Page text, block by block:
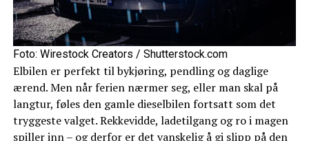
Foto: Wirestock Creators / Shutterstock.com
Elbilen er perfekt til bykjøring, pendling og daglige
ærend. Men når ferien nærmer seg, eller man skal på
langtur, føles den gamle dieselbilen fortsatt som det
tryggeste valget. Rekkevidde, ladetilgang og ro i magen
spiller inn – og derfor er det vanskelig å gi slipp på den